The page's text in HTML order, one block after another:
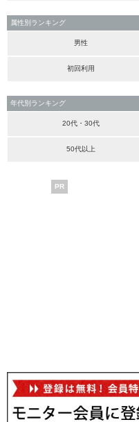
属性別ランキング
男性
初回利用
年代別ランキング
20代・30代
50代以上
PR